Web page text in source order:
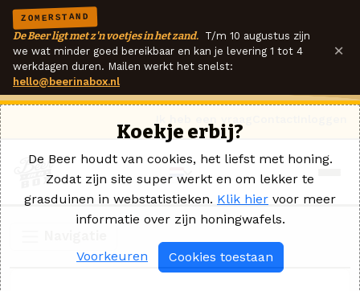
ZOMERSTAND
De Beer ligt met z'n voetjes in het zand. T/m 10 augustus zijn
we wat minder goed bereikbaar en kan je levering 1 tot 4
werkdagen duren. Mailen werkt het snelst:
hello@beerinabox.nl
×
Koekje erbij?
De Beer houdt van cookies, het liefst met honing.
Zodat zijn site super werkt en om lekker te
grasduinen in webstatistieken. Klik hier voor meer
informatie over zijn honingwafels.
Voorkeuren Cookies toestaan